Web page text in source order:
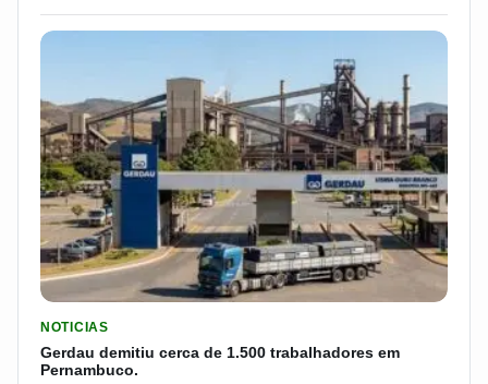
NOTICIAS
Gerdau demitiu cerca de 1.500 trabalhadores em
Pernambuco.